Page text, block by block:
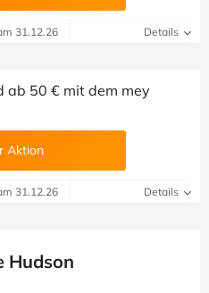
31.12.26 Details
ab 50 € mit dem mey
Aktion
31.12.26 Details
Hudson